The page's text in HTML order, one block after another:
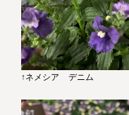
↑ネメシア デニム